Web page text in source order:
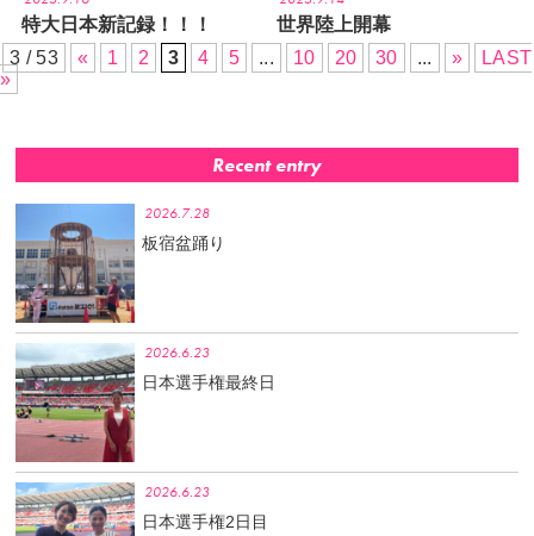
特大日本新記録！！！
世界陸上開幕
3 / 53
« 1 2 3 4 5 ... 10 20 30 ... »
LAST
»
Recent entry
2026.7.28
板宿盆踊り
2026.6.23
日本選手権最終日
2026.6.23
日本選手権2日目